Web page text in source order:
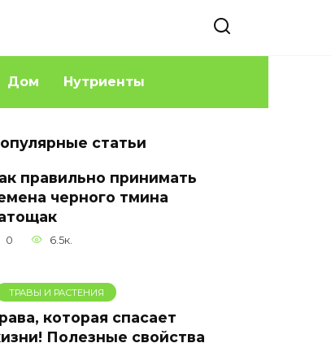
Дом Нутриенты
статьи
правильно принимать
черного тмина
0 6.5к.
ТРАВЫ И РАСТЕНИЯ
которая спасает
Полезные свойства